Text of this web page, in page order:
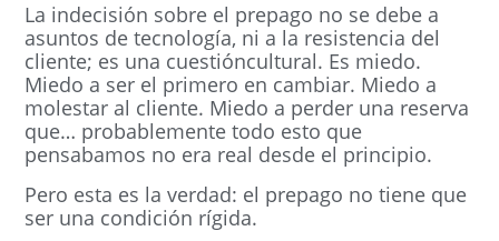
La indecisión sobre el prepago no se debe a
asuntos de tecnología, ni a la resistencia del
cliente; es una cuestióncultural. Es miedo.
Miedo a ser el primero en cambiar. Miedo a
molestar al cliente. Miedo a perder una reserva
que… probablemente todo esto que
pensabamos no era real desde el principio.
Pero esta es la verdad: el prepago no tiene que
ser una condición rígida.